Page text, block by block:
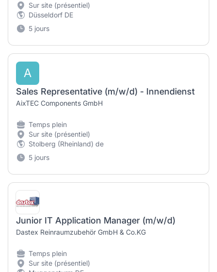
Sur site (présentiel)
Düsseldorf DE
5 jours
A
Sales Representative (m/w/d) - Innendienst
AixTEC Components GmbH
Temps plein
Sur site (présentiel)
Stolberg (Rheinland) de
5 jours
Junior IT Application Manager (m/w/d)
Dastex Reinraumzubehör GmbH & Co.KG
Temps plein
Sur site (présentiel)